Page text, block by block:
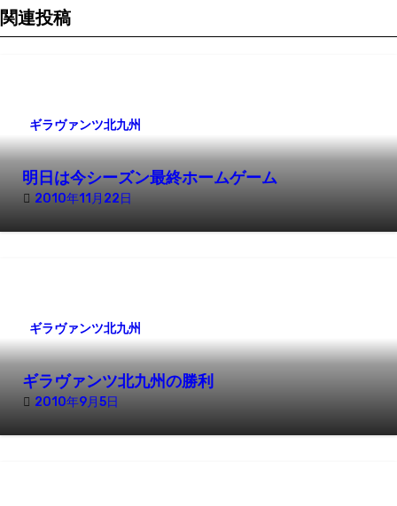
ー
ン
関連投稿
ギラヴァンツ北九州
明日は今シーズン最終ホームゲーム
2010年11月22日
ギラヴァンツ北九州
ギラヴァンツ北九州の勝利
2010年9月5日